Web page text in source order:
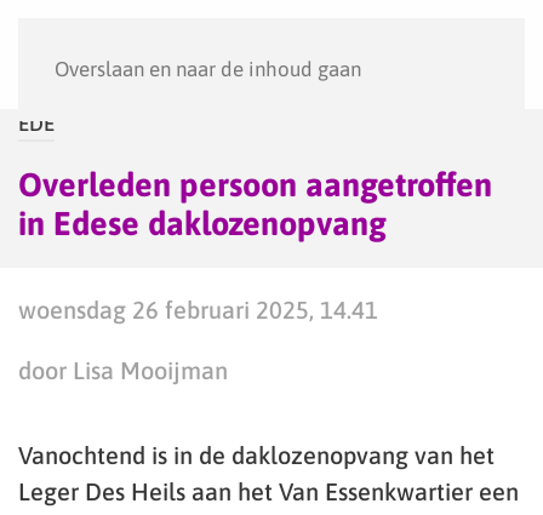
Overslaan en naar de inhoud gaan
EDE
Overleden persoon aangetroffen
in Edese daklozenopvang
woensdag 26 februari 2025, 14.41
door Lisa Mooijman
Vanochtend is in de daklozenopvang van het
Leger Des Heils aan het Van Essenkwartier een